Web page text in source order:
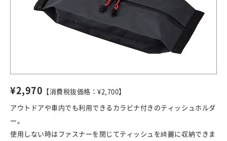
¥2,970 【消費税抜価格：¥2,700】
アウトドアや車内でも利用できるカラビナ付きのティッシュホルダ
ー。
使用しない時はファスナーを閉じてティッシュを綺麗に収納できま